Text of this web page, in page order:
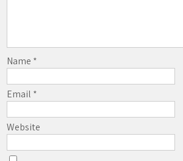
Name *
Email *
Website